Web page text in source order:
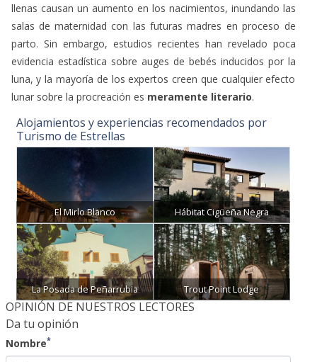
llenas causan un aumento en los nacimientos, inundando las
salas de maternidad con las futuras madres en proceso de
parto. Sin embargo, estudios recientes han revelado poca
evidencia estadística sobre auges de bebés inducidos por la
luna, y la mayoría de los expertos creen que cualquier efecto
lunar sobre la procreación es meramente literario.
Alojamientos y experiencias recomendados por
Turismo de Estrellas
El Mirlo Blanco Hábitat Cigüeña Negra
La Posada de Peñarrubia Trout Point Lodge
OPINIÓN DE NUESTROS LECTORES
Da tu opinión
Nombre*